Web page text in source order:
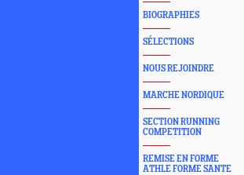
BIOGRAPHIES
SÉLECTIONS
NOUS REJOINDRE
MARCHE NORDIQUE
SECTION RUNNING
COMPETITION
REMISE EN FORME
ATHLE FORME SANTE